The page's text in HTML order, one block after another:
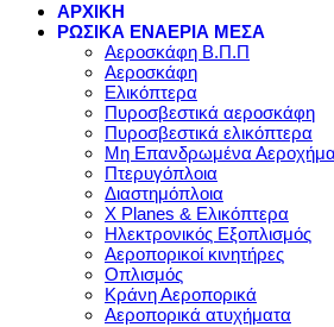
ΑΡΧΙΚΗ
ΡΩΣΙΚΑ ΕΝΑΕΡΙΑ ΜΕΣΑ
Αεροσκάφη Β.Π.Π
Αεροσκάφη
Ελικόπτερα
Πυροσβεστικά αεροσκάφη
Πυροσβεστικά ελικόπτερα
Μη Επανδρωμένα
Πτερυγόπλοια
Διαστημόπλοια
X Planes & Ελικόπτερα
Ηλεκτρονικός Εξοπλισμός
Αεροπορικοί κινητήρες
Οπλισμός
Κράνη Αεροπορικά
Αεροπορικά ατυχήματα